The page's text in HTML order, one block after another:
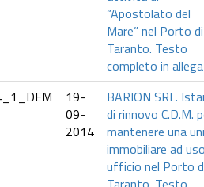
“Apostolato del
Mare” nel Porto di
Taranto. Testo
completo in
19-
09-
2014
BARION SRL.
di rinnovo C.D.M.
mantenere una
immobiliare ad
ufficio nel Porto